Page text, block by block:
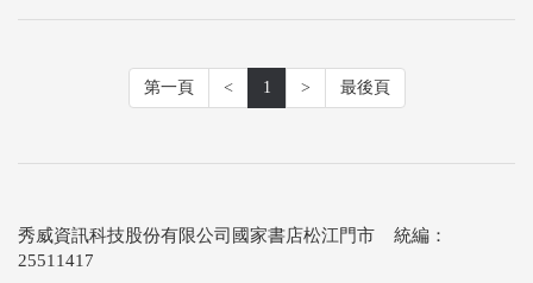
第一頁 < 1 > 最後頁
秀威資訊科技股份有限公司國家書店松江門市 統編：
25511417